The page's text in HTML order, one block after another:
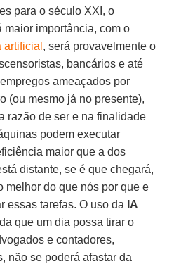
para o século XXI, o
maior importância, com o
, será provavelmente o
bancários e até
ameaçados por
(ou mesmo já no presente),
razão de ser e na finalidade
podem executar
maior que a dos
distante, se é que chegará,
melhor do que nós por que e
essas tarefas. O uso da IA
que um dia possa tirar o
e contadores,
não se poderá afastar da